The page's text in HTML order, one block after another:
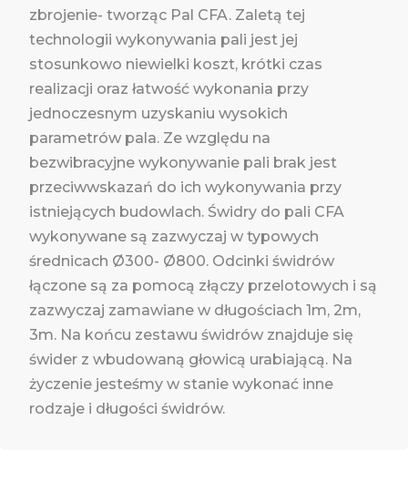
zbrojenie- tworząc Pal CFA. Zaletą tej
technologii wykonywania pali jest jej
stosunkowo niewielki koszt, krótki czas
realizacji oraz łatwość wykonania przy
jednoczesnym uzyskaniu wysokich
parametrów pala. Ze względu na
bezwibracyjne wykonywanie pali brak jest
przeciwwskazań do ich wykonywania przy
istniejących budowlach. Świdry do pali CFA
wykonywane są zazwyczaj w typowych
średnicach Ø300- Ø800. Odcinki świdrów
łączone są za pomocą złączy przelotowych i są
zazwyczaj zamawiane w długościach 1m, 2m,
3m. Na końcu zestawu świdrów znajduje się
świder z wbudowaną głowicą urabiającą. Na
życzenie jesteśmy w stanie wykonać inne
rodzaje i długości świdrów.